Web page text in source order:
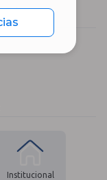
Cielo
Institucional